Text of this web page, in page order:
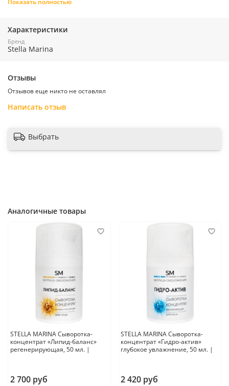
Активные компоненты крема стимулируют процессы
Регулярное использование средства способствует повышению
упругости и эластичности кожи, замедляет процесс старения и
обеспечивает здоровый и сияющий вид.
небольшое количество продукта по лицу и шее массажными
движениями. Используйте средство ежедневно для достижения
выраженного антивозрастного эффекта и поддержания здоровья
Страна производитель:
Показать полностью
Характеристики
Бренд
Stella Marina
Отзывы
Отзывов еще никто не оставлял
Написать отзыв
Выбрать
Аналогичные товары
STELLA MARINA Сыворотка-
концентрат «Липид-баланс»
регенерирующая, 50 мл. |
2 700 руб
STELLA MARINA Сыворотка-
концентрат «Гидро-актив»
глубокое увлажнение, 50 мл. |
2 420 руб